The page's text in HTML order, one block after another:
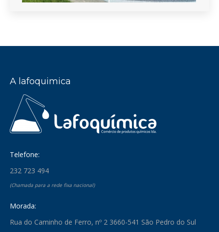
A lafoquimica
Telefone:
232 723 494
(Chamada para a rede fixa nacional)
Morada:
Rua do Caminho de Ferro, nº 2 3660-541 São Pedro do Sul